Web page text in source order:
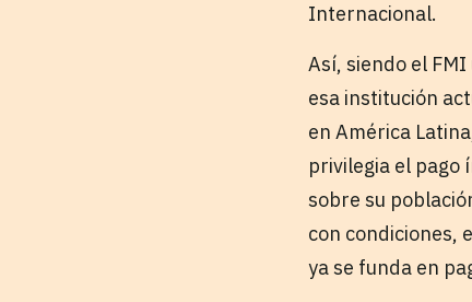
Internacional.
Así, siendo el
esa institución
en América
privilegia el pago
sobre su
con condiciones,
ya se funda en